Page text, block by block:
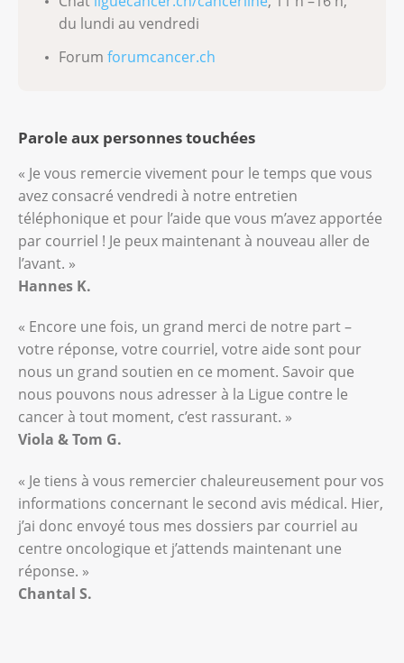
du lundi au vendredi
Forum forumcancer.ch
Parole aux personnes touchées
« Je vous remercie vivement pour le temps que vous
avez consacré vendredi à notre entretien
téléphonique et pour l’aide que vous m’avez apportée
par courriel ! Je peux maintenant à nouveau aller de
l’avant. »
Hannes K.
« Encore une fois, un grand merci de notre part –
votre réponse, votre courriel, votre aide sont pour
nous un grand soutien en ce moment. Savoir que
nous pouvons nous adresser à la Ligue contre le
cancer à tout moment, c’est rassurant. »
Viola & Tom G.
« Je tiens à vous remercier chaleureusement pour vos
informations concernant le second avis médical. Hier,
j’ai donc envoyé tous mes dossiers par courriel au
centre oncologique et j’attends maintenant une
réponse. »
Chantal S.